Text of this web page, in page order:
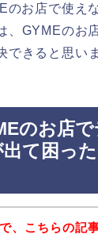
のお店で使え
、GYMEのお
できると思い
のお店
て困っ
、こちらの記